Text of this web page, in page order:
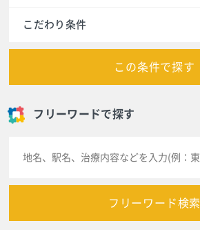
こだわり条件
この条件で探す
フリーワードで探す
フリーワード検索